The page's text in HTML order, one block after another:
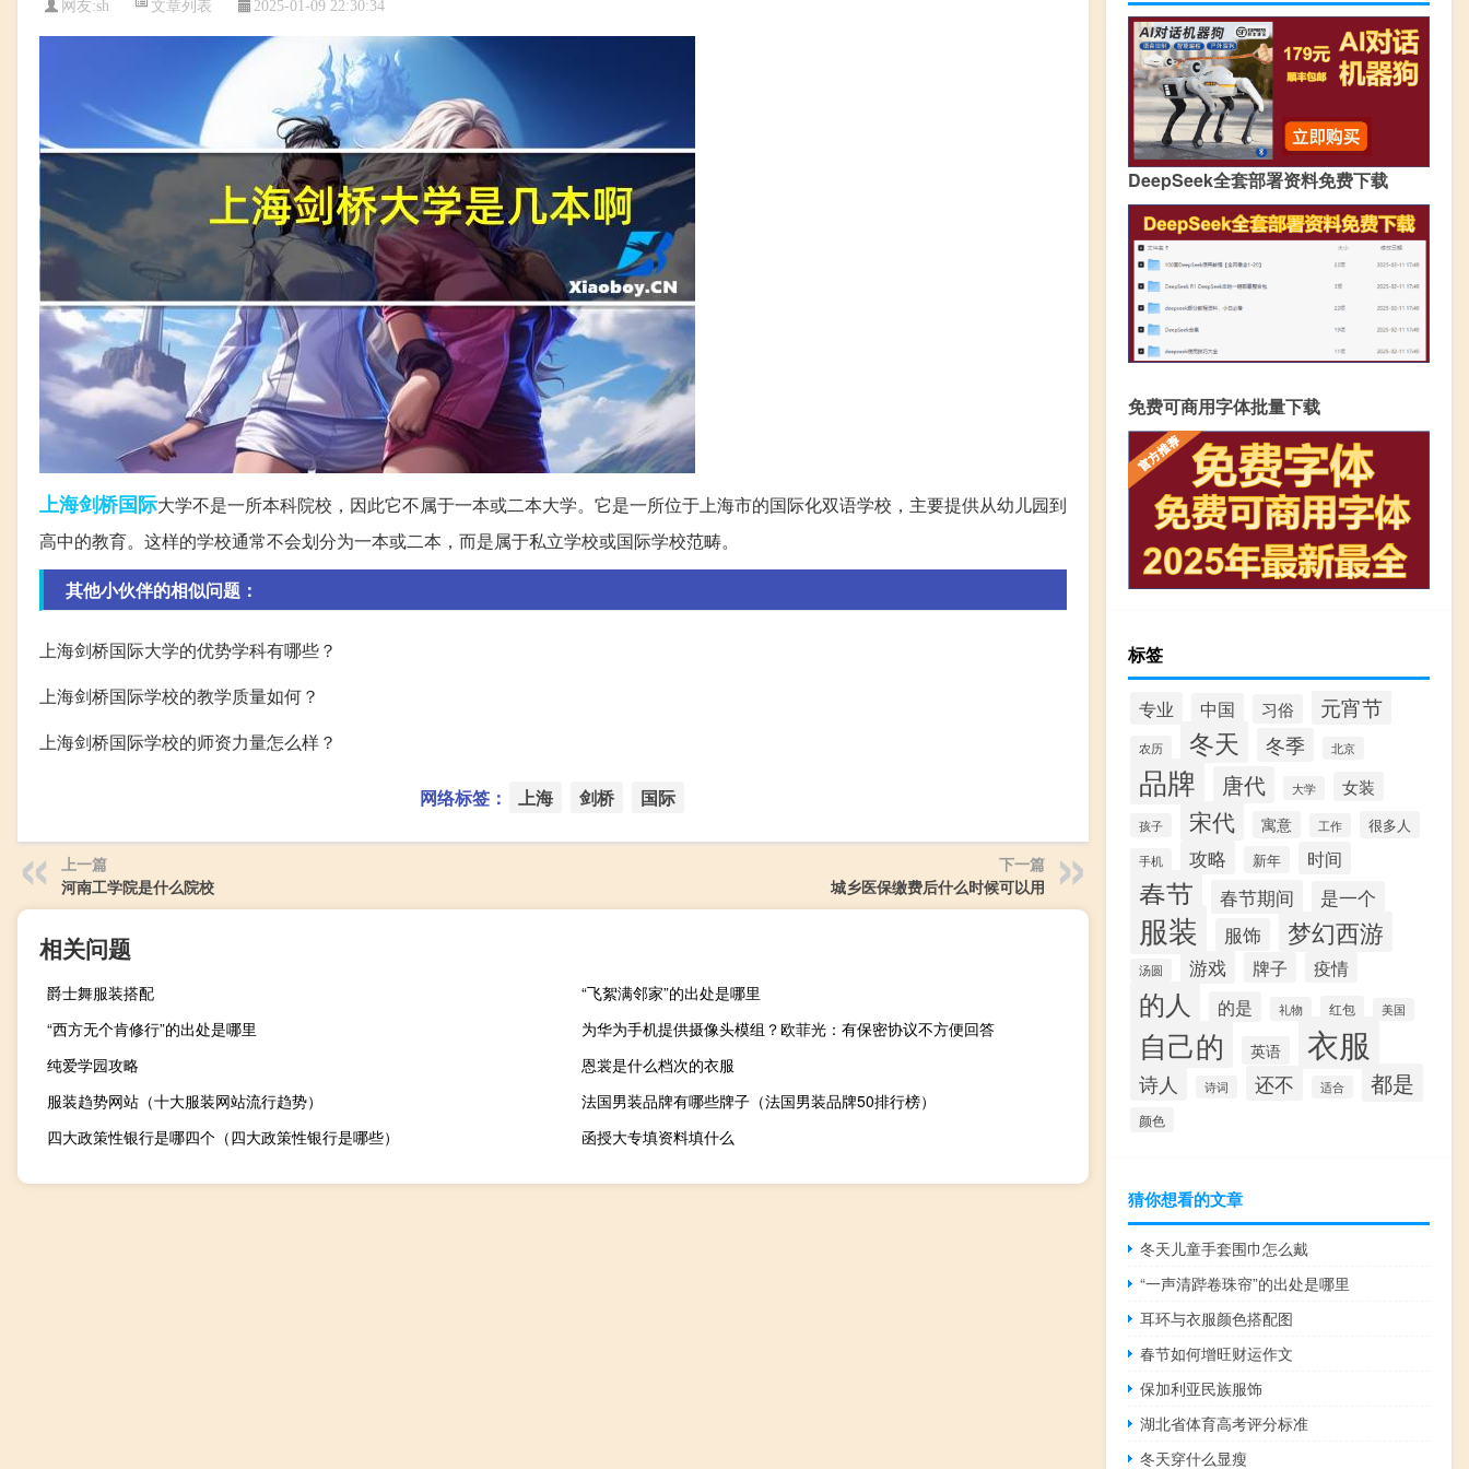
网友:sh 2025-01-09 22:30:34
上海剑桥国际大学不是一所本科院校，因此它不属于一本或二本大学。它是一所位于上海市的国际化双语学校，主要提供从幼儿园到
高中的教育。这样的学校通常不会划分为一本或二本，而是属于私立学校或国际学校范畴。
其他小伙伴的相似问题：
上海剑桥国际大学的优势学科有哪些？
上海剑桥国际学校的教学质量如何？
上海剑桥国际学校的师资力量怎么样？
网络标签： 上海 剑桥 国际
上一篇
河南工学院是什么院校
下一篇
城乡医保缴费后什么时候可以用
相关问题
爵士舞服装搭配
“飞絮满邻家”的出处是哪里
“西方无个肯修行”的出处是哪里
为华为手机提供摄像头模组？欧菲光：有保密协议不方便回答
纯爱学园攻略
恩裳是什么档次的衣服
服装趋势网站（十大服装网站流行趋势）
法国男装品牌有哪些牌子（法国男装品牌50排行榜）
四大政策性银行是哪四个（四大政策性银行是哪些）
函授大专填资料填什么
DeepSeek全套部署资料免费下载
免费可商用字体批量下载
标签
专业 中国 习俗 元宵节
农历 冬天 冬季 北京
品牌 唐代 大学 女装
孩子 宋代 寓意 工作 很多人
手机 攻略 新年 时间
春节 春节期间 是一个
服装 服饰 梦幻西游
汤圆 游戏 牌子 疫情
的人 的是 礼物 红包 美国
自己的 英语 衣服
诗人 诗词 还不 适合 都是
颜色
猜你想看的文章
冬天儿童手套围巾怎么戴
“一声清跸卷珠帘”的出处是哪里
耳环与衣服颜色搭配图
春节如何增旺财运作文
保加利亚民族服饰
湖北省体育高考评分标准
冬天穿什么显瘦